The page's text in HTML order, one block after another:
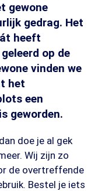
gewone
gedrag. Het
heeft
op de
vinden we
het
een
geworden.
doe je al gek
Wij zijn zo
de overtreffende
Bestel je iets